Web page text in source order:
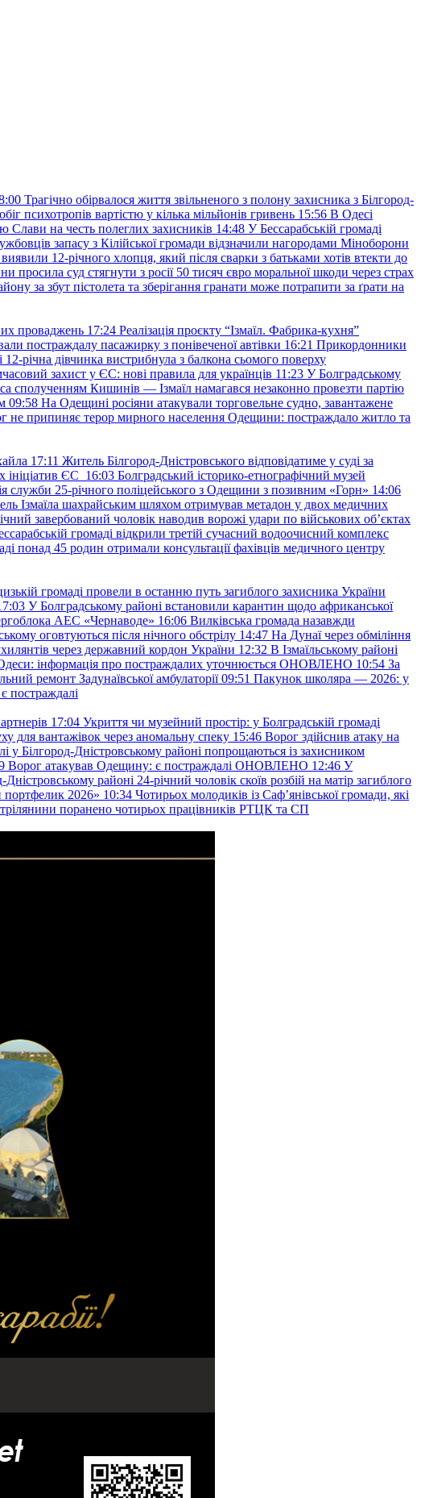
Трагічно обірвалося життя звільненого з полону захисника з Білгород-
психотропів вартістю у кілька мільйонів гривень 15:56 В Одесі
Слави на честь полеглих захисників 14:48 У Бессарабській громаді
запасу з Кілійської громади відзначили нагородами Міноборони
виявили 12-річного хлопця, який після сварки з батьками хотів втекти до
просила суд стягнути з росії 50 тисяч євро моральної шкоди через страх
за збут пістолета та зберігання гранати може потрапити за ґрати на
проваджень 17:24 Реалізація проєкту “Ізмаїл. Фабрика-кухня”
постраждалу пасажирку з понівеченої автівки 16:21 Прикордонники
річна дівчинка вистрибнула з балкона сьомого поверху
захист у ЄС: нові правила для українців 11:23 У Болградському
сполученням Кишинів — Ізмаїл намагався незаконно провезти партію
09:58 На Одещині росіяни атакували торговельне судно, завантажене
не припиняє терор мирного населення Одещини: постраждало житло та
17:11 Житель Білгород-Дністровського відповідатиме у суді за
ініціатив ЄС 16:03 Болградський історико-етнографічний музей
служби 25-річного поліцейського з Одещини з позивним «Горн» 14:06
Ізмаїла шахрайським шляхом отримував метадон у двох медичних
завербований чоловік наводив ворожі удари по військових обʼєктах
громаді відкрили третій сучасний водоочисний комплекс
понад 45 родин отримали консультації фахівців медичного центру
громаді провели в останню путь загиблого захисника України
У Болградському районі встановили карантин щодо африканської
АЕС «Чернаводе» 16:06 Вилківська громада назавжди
оговтуються після нічного обстрілу 14:47 На Дунаї через обміління
через державний кордон України 12:32 В Ізмаїльському районі
інформація про постраждалих уточнюється ОНОВЛЕНО 10:54 За
ремонт Задунаївської амбулаторії 09:51 Пакунок школяра — 2026: у
постраждалі
17:04 Укриття чи музейний простір: у Болградській громаді
для вантажівок через аномальну спеку 15:46 Ворог здійснив атаку на
у Білгород-Дністровському районі попрощаються із захисником
Ворог атакував Одещину: є постраждалі ОНОВЛЕНО 12:46 У
Дністровському районі 24-річний чоловік скоїв розбій на матір загиблого
портфелик 2026» 10:34 Чотирьох молодиків із Саф’янівської громади, які
поранено чотирьох працівників РТЦК та СП